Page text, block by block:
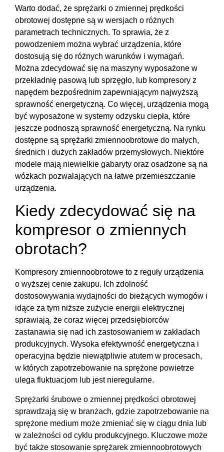
Warto dodać, że sprężarki o zmiennej prędkości
obrotowej dostępne są w wersjach o różnych
parametrach technicznych. To sprawia, że z
powodzeniem można wybrać urządzenia, które
dostosują się do różnych warunków i wymagań.
Można zdecydować się na maszyny wyposażone w
przekładnię pasową lub sprzęgło, lub kompresory z
napędem bezpośrednim zapewniającym najwyższą
sprawność energetyczną. Co więcej, urządzenia mogą
być wyposażone w systemy odzysku ciepła, które
jeszcze podnoszą sprawność energetyczną. Na rynku
dostępne są sprężarki zmiennoobrotowe do małych,
średnich i dużych zakładów przemysłowych. Niektóre
modele mają niewielkie gabaryty oraz osadzone są na
wózkach pozwalających na łatwe przemieszczanie
urządzenia.
Kiedy zdecydować się na
kompresor o zmiennych
obrotach?
Kompresory zmiennoobrotowe to z reguły urządzenia
o wyższej cenie zakupu. Ich zdolność
dostosowywania wydajności do bieżących wymogów i
idące za tym niższe zużycie energii elektrycznej
sprawiają, że coraz więcej przedsiębiorców
zastanawia się nad ich zastosowaniem w zakładach
produkcyjnych. Wysoka efektywność energetyczna i
operacyjna będzie niewątpliwie atutem w procesach,
w których zapotrzebowanie na sprężone powietrze
ulega fluktuacjom lub jest nieregularne.
Sprężarki śrubowe o zmiennej prędkości obrotowej
sprawdzają się w branżach, gdzie zapotrzebowanie na
sprężone medium może zmieniać się w ciągu dnia lub
w zależności od cyklu produkcyjnego. Kluczowe może
być także stosowanie sprężarek zmiennoobrotowych